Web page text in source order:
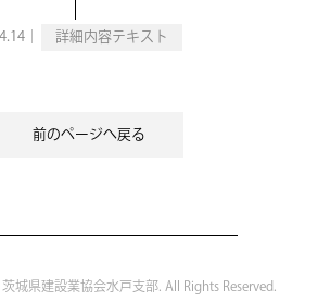
｜ 詳細内容テキスト
前のページへ戻る
城県建設業協会水戸支部. All Rights Reserved.